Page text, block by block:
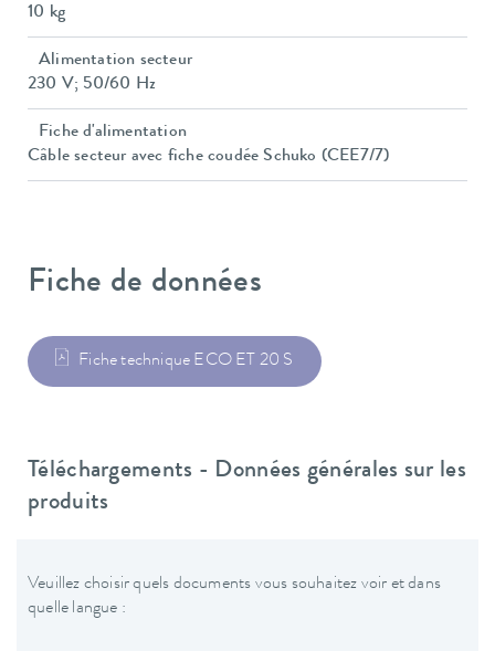
10 kg
Alimentation secteur
230 V; 50/60 Hz
Fiche d'alimentation
Câble secteur avec fiche coudée Schuko (CEE7/7)
Fiche de données
Fiche technique ECO ET 20 S
Téléchargements - Données générales sur les
produits
Veuillez choisir quels documents vous souhaitez voir et dans
quelle langue :